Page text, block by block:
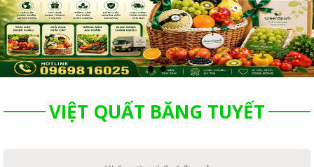
VIỆT QUẤT BĂNG TUYẾT